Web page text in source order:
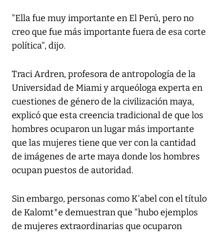
"Ella fue muy importante en El Perú, pero no
creo que fue más importante fuera de esa corte
política", dijo.
Traci Ardren, profesora de antropología de la
Universidad de Miami y arqueóloga experta en
cuestiones de género de la civilización maya,
explicó que esta creencia tradicional de que los
hombres ocuparon un lugar más importante
que las mujeres tiene que ver con la cantidad
de imágenes de arte maya donde los hombres
ocupan puestos de autoridad.
Sin embargo, personas como K'abel con el título
de Kalomt*e demuestran que "hubo ejemplos
de mujeres extraordinarias que ocuparon